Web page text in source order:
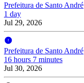
Prefeitura de Santo André
1 day
Jul 29, 2026
Prefeitura de Santo André
16 hours 7 minutes
Jul 30, 2026